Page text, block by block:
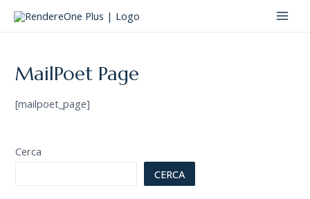
MailPoet Page
[mailpoet_page]
Cerca
CERCA